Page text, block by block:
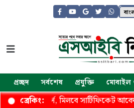
প্রচ্ছদ সর্বশেষ প্রযুক্তি মোবাইল
ব্রেকিং:
কোর্স, মিলবে সার্টিফিকেট আবেদন